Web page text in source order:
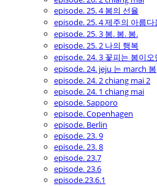
episode. 25. 4 봄의 선율
episode. 25. 4 제주의 아름다
episode. 25. 3 봄. 봄. 봄.
episode. 25. 2 나의 행복
episode. 24. 3 꽃피는 봄이오
episode. 24. jeju 는 march 봄
episode. 24. 2 chiang mai 2
episode. 24. 1 chiang mai
episode. Sapporo
episode. Copenhagen
episode. Berlin
episode. 23. 9
episode. 23. 8
episode. 23.7
episode. 23.6
episode.23.6.1